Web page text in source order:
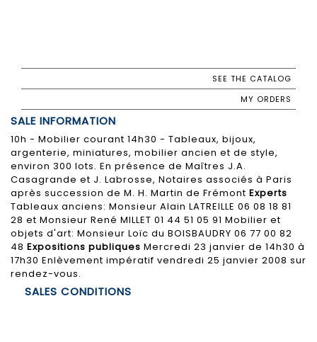
SEE THE CATALOG
MY ORDERS
SALE INFORMATION
10h - Mobilier courant 14h30 - Tableaux, bijoux,
argenterie, miniatures, mobilier ancien et de style,
environ 300 lots. En présence de Maîtres J.A.
Casagrande et J. Labrosse, Notaires associés à Paris
après succession de M. H. Martin de Frémont Experts
Tableaux anciens: Monsieur Alain LATREILLE 06 08 18 81
28 et Monsieur René MILLET 01 44 51 05 91 Mobilier et
objets d'art: Monsieur Loïc du BOISBAUDRY 06 77 00 82
48 Expositions publiques Mercredi 23 janvier de 14h30 à
17h30 Enlèvement impératif vendredi 25 janvier 2008 sur
rendez-vous.
SALES CONDITIONS